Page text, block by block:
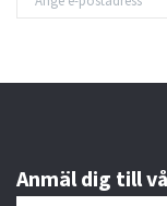
Anmäl dig till